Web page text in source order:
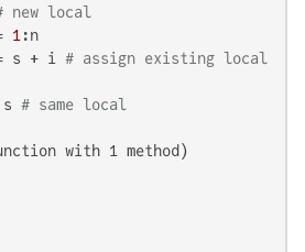
new local
1 :n
s + i
# assign existing local
s # same local
with 1 method)